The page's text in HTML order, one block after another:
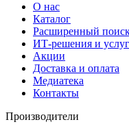
О нас
Каталог
Расширенный
ИТ-решения и
Акции
Доставка и оплата
Медиатека
Контакты
Производители